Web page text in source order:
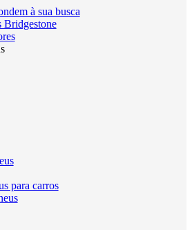
à sua busca
Bridgestone
para carros